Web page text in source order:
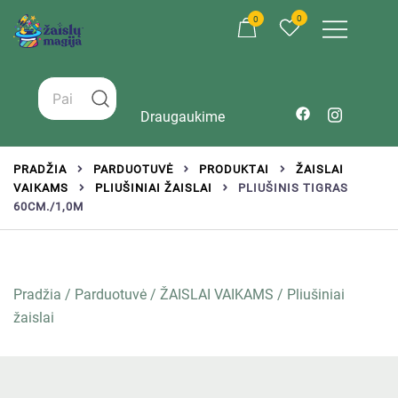
0 0
Draugaukime
PRADŽIA PARDUOTUVĖ PRODUKTAI
ŽAISLAI
VAIKAMS
PLIUŠINIAI ŽAISLAI
PLIUŠINIS TIGRAS
60CM./1,0M
Pradžia / Parduotuvė / ŽAISLAI VAIKAMS / Pliušiniai
žaislai